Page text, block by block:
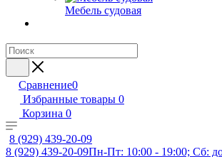
Мебель судовая
Сравнение0
Избранные товары 0
Корзина 0
8 (929) 439-20-09
8 (929) 439-20-09Пн-Пт: 10:00 - 19:00; Сб: